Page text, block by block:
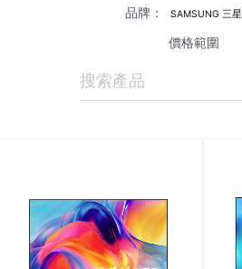
品牌：
SAMSUNG 三星
價格範圍